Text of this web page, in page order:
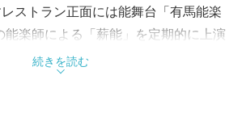
ストラン正面には能舞台「有馬能楽
楽師による「薪能」を定期的に上演
続きを読む